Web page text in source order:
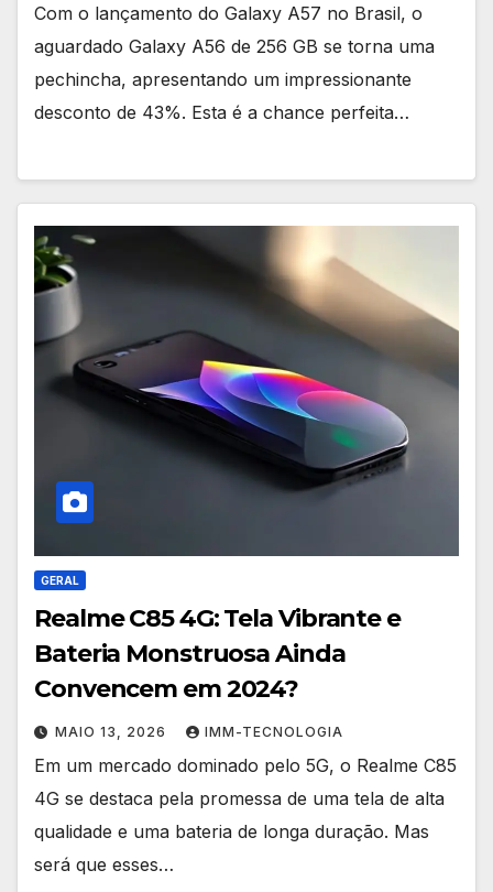
Com o lançamento do Galaxy A57 no Brasil, o
aguardado Galaxy A56 de 256 GB se torna uma
pechincha, apresentando um impressionante
desconto de 43%. Esta é a chance perfeita…
GERAL
Realme C85 4G: Tela Vibrante e
Bateria Monstruosa Ainda
Convencem em 2024?
MAIO 13, 2026 IMM-TECNOLOGIA
Em um mercado dominado pelo 5G, o Realme C85
4G se destaca pela promessa de uma tela de alta
qualidade e uma bateria de longa duração. Mas
será que esses…